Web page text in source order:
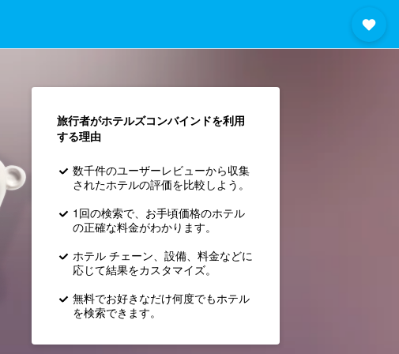
旅行者がホテルズコンバインド​を利用
する理由
数千件のユーザーレビューから収集
されたホテルの評価を比較しよう。
1回の検索で、お手頃価格のホテル
の正確な料金がわかります。
ホテル チェーン、設備、料金などに
応じて結果をカスタマイズ。
無料でお好きなだけ何度でもホテル
を検索できます。